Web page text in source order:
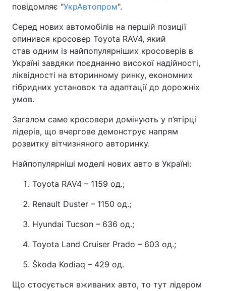
повідомляє "УкрАвтопром".
Серед нових автомобілів на першій позиції
опинився кросовер Toyota RAV4, який
став одним із найпопулярніших кросоверів в
Україні завдяки поєднанню високої надійності,
ліквідності на вторинному ринку, економних
гібридних установок та адаптації до дорожніх
умов.
Загалом саме кросовери домінують у п’ятірці
лідерів, що вчергове демонструє напрям
розвитку вітчизняного авторинку.
Найпопулярніші моделі нових авто в Україні:
Toyota RAV4 – 1159 од.;
Renault Duster – 1150 од.;
Hyundai Tucson – 636 од.;
Toyota Land Cruiser Prado – 603 од.;
Škoda Kodiaq – 429 од.
Що стосується вживаних авто, то тут лідером